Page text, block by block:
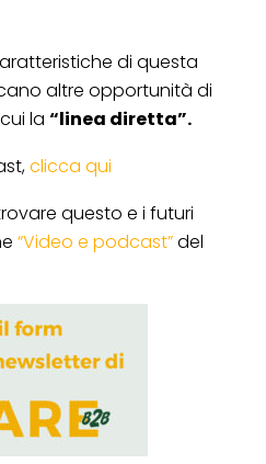
di questa
altre opportunità di
la “linea diretta”.
clicca qui
questo e i futuri
“Video e podcast”del